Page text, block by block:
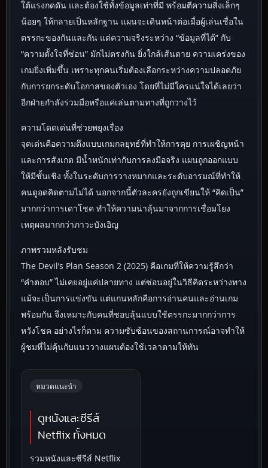
ใต้แรงกดดัน และต้องใช้ทั้งข้อมูลเท่าที่มี พร้อมตีความสิ่งเล็กๆ
น้อยๆ ให้กลายเป็นหลักฐาน แผนจะเดินหน้าต่อเมื่อผู้เล่นเชื่อใน
ตรรกะของกันและกัน แต่ความจริงระหว่าง “ข้อมูลที่ได้” กับ
“ความตั้งใจที่ซ่อน” มักไม่ตรงกัน ยิ่งใกล้เส้นตาย ความเคร่งของ
เกมยิ่งเพิ่มขึ้น เพราะทุกคนเริ่มต้องเลือกระหว่างความปลอดภัย
กับการยกระดับโอกาสของตัวเอง โดยที่ไม่มีใครแน่ใจได้เลยว่า
อีกฝ่ายกำลังร่วมมือหรือแค่เล่นตามทางที่ถูกวางไว้
ความโดดเด่นที่ช่วยพยุงเรื่อง
จุดเด่นคือความตึงแบบเกมกลยุทธ์ที่ทำให้การคุย การเผชิญหน้า
และการสังเกต มีน้ำหนักเท่ากับการลงมือจริง แผนถูกออกแบบ
ให้มีชั้นเชิง ทั้งในระดับการวางหมากและระดับอารมณ์ที่ทำให้
คนดูอดคิดตามไม่ได้ นอกจากนี้ตัวละครยังถูกเขียนให้ “คิดเป็น”
มากกว่าการเดาโชค ทำให้ความน่าลุ้นมาจากการเชื่อมโยง
เหตุผลมากกว่าภาวะบังเอิญ
ภาพรวมหลังรับชม
The Devil’s Plan Season 2 (2025) คือเกมที่ให้ความรู้สึกว่า
“คำตอบ” ไม่เคยอยู่แค่ปลายทาง แต่ซ่อนอยู่ในวิธีคิดระหว่างทาง
แม้จะเป็นการแข่งขัน แต่แกนหลักคือการอ่านคนและอ่านเกม
พร้อมกัน จึงเหมาะกับคนที่ชอบลุ้นแบบใช้ตรรกะมากกว่าการ
หวังโชค อย่างไรก็ตาม ความซับซ้อนของสถานการณ์อาจทำให้
ผู้ชมที่ไม่คุ้นกับแนววางแผนต้องใช้เวลาตามให้ทัน
หมวดแนะนำ
ดูหนังและซีรีส์
Netflix ทั้งหมด
รวมหนังและซีรีส์ Netflix